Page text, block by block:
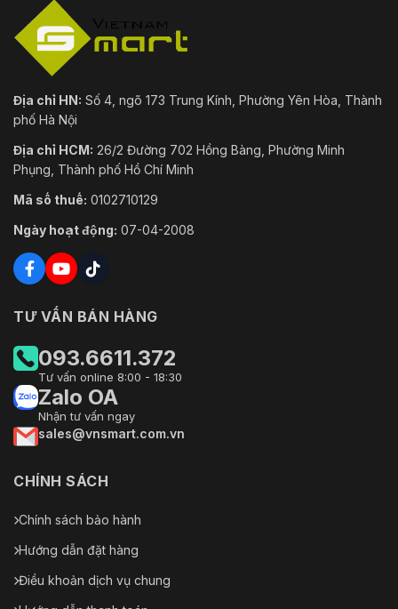
Địa chỉ HN: Số 4, ngõ 173 Trung Kính, Phường Yên Hòa, Thành
phố Hà Nội
Địa chỉ HCM: 26/2 Đường 702 Hồng Bàng, Phường Minh
Phụng, Thành phố Hồ Chí Minh
Mã số thuế: 0102710129
Ngày hoạt động: 07-04-2008
TƯ VẤN BÁN HÀNG
093.6611.372
Tư vấn online 8:00 - 18:30
Zalo OA
Nhận tư vấn ngay
sales@vnsmart.com.vn
CHÍNH SÁCH
Chính sách bảo hành
Hướng dẫn đặt hàng
Điều khoản dịch vụ chung